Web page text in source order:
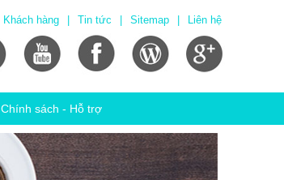
Khách hàng Tin tức Sitemap Liên hệ
Chính sách - Hỗ trợ